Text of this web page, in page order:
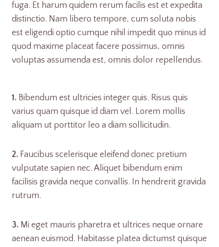
fuga. Et harum quidem rerum facilis est et expedita
distinctio. Nam libero tempore, cum soluta nobis
est eligendi optio cumque nihil impedit quo minus id
quod maxime placeat facere possimus, omnis
voluptas assumenda est, omnis dolor repellendus.
1. Bibendum est ultricies integer quis. Risus quis
varius quam quisque id diam vel. Lorem mollis
aliquam ut porttitor leo a diam sollicitudin.
2. Faucibus scelerisque eleifend donec pretium
vulputate sapien nec. Aliquet bibendum enim
facilisis gravida neque convallis. In hendrerit gravida
rutrum.
3. Mi eget mauris pharetra et ultrices neque ornare
aenean euismod. Habitasse platea dictumst quisque